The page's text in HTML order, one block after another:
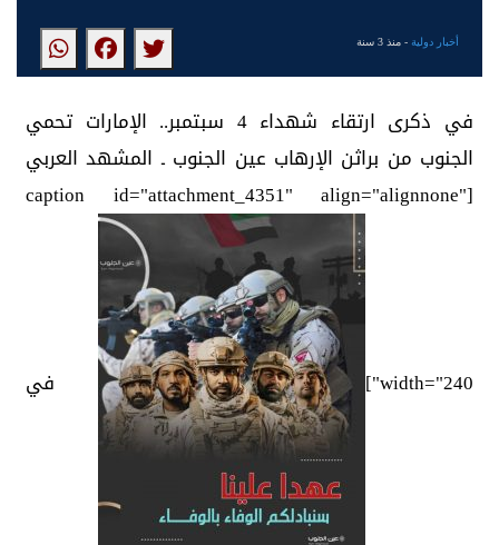
أخبار دولية- منذ 3 سنة
في ذكرى ارتقاء شهداء 4 سبتمبر.. الإمارات تحمي
الجنوب من براثن الإرهاب عين الجنوب ـ المشهد العربي
[caption id="attachment_4351" align="alignnone"
width="240"] في